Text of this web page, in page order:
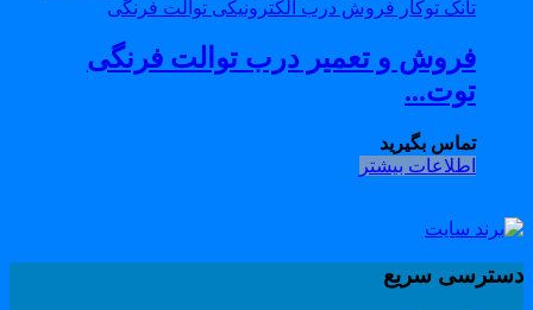
فروش و تعمیر درب توالت فرنگی
توت...
تماس بگیرید
اطلاعات بیشتر
سریع